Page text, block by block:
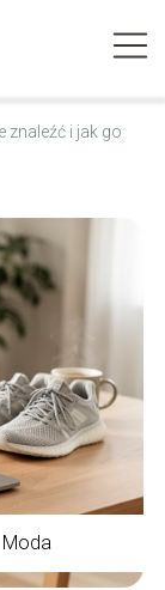
znaleźć i jak go
Moda